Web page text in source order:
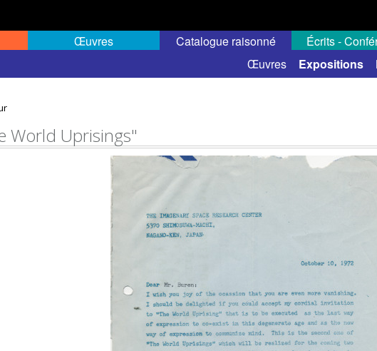
Œuvres
Catalogue raisonné
Œuvres Expositions
Écrits -
World Uprisings"